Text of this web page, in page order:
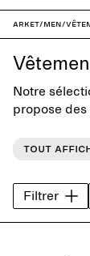
ARKET/Men/
Notre
propose des
pièces ont
Tout
Filtrer